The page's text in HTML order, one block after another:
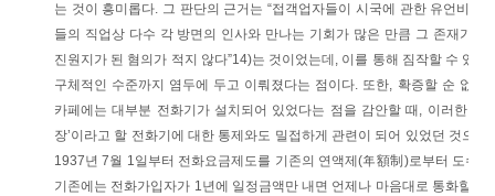
는 것이 흥미롭다. 그 판단의 근거는 “접객업자들이 시국에 관한 유언비어
들의 직업상 다수 각 방면의 인사와 만나는 기회가 많은 만큼 그 존재가
진원지가 된 혐의가 적지 않다”14)는 것이었는데, 이를 통해 짐작할 수 있
구체적인 수준까지 염두에 두고 이뤄졌다는 점이다. 또한, 확증할 순 없지
카페에는 대부분 전화기가 설치되어 있었다는 점을 감안할 때, 이러한 일
장’이라고 할 전화기에 대한 통제와도 밀접하게 관련이 되어 있었던 것으
1937년 7월 1일부터 전화요금제도를 기존의 연액제(年額制)로부터 도수
기존에는 전화가입자가 1년에 일정금액만 내면 언제나 마음대로 통화할 수